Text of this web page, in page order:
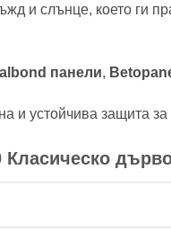
и слънце, което ги
панели,
и устойчива защита
Класическо